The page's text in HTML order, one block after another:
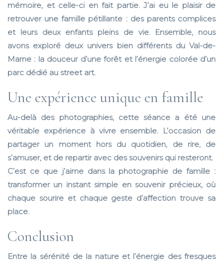
mémoire, et celle-ci en fait partie. J’ai eu le plaisir de
retrouver une famille pétillante : des parents complices
et leurs deux enfants pleins de vie. Ensemble, nous
avons exploré deux univers bien différents du Val-de-
Marne : la douceur d’une forêt et l’énergie colorée d’un
parc dédié au street art.
Une expérience unique en famille
Au-delà des photographies, cette séance a été une
véritable expérience à vivre ensemble. L’occasion de
partager un moment hors du quotidien, de rire, de
s’amuser, et de repartir avec des souvenirs qui resteront.
C’est ce que j’aime dans la photographie de famille :
transformer un instant simple en souvenir précieux, où
chaque sourire et chaque geste d’affection trouve sa
place.
Conclusion
Entre la sérénité de la nature et l’énergie des fresques